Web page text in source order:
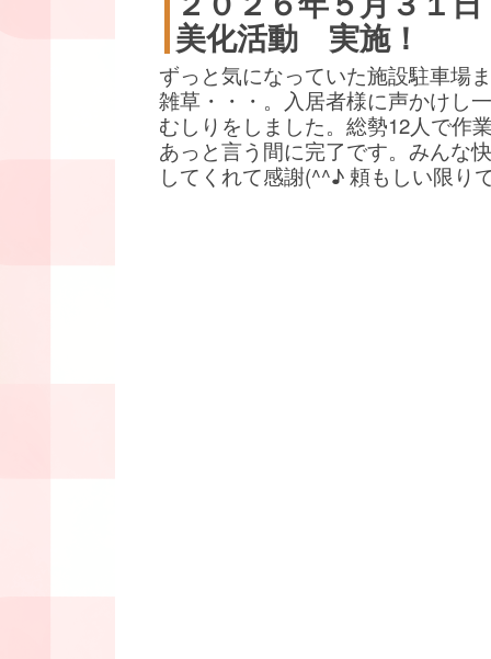
美化活動 実施！
ずっと気になっていた施設駐車場
雑草・・・。入居者様に声かけし
むしりをしました。総勢12人で作
あっと言う間に完了です。みんな
してくれて感謝(^^♪ 頼もしい限り